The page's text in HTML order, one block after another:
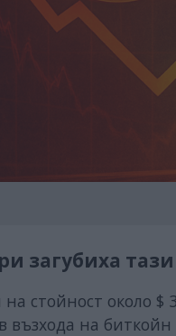
загубиха
стойност около $
възхода на